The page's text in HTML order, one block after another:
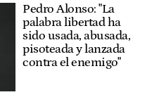
Pedro Alonso: "La
palabra libertad ha
sido usada, abusada,
pisoteada y lanzada
contra el enemigo"